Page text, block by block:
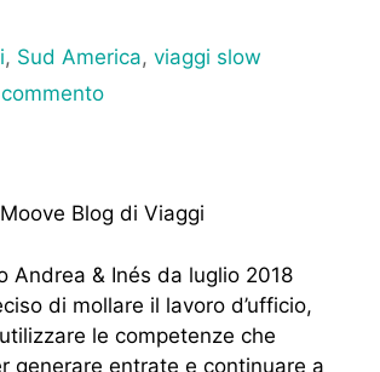
, Sud America,viaggi slow
Andrea & Inés da luglio 2018
di mollare il lavoro d’ufficio,
le competenze che
generare entrate e continuare a